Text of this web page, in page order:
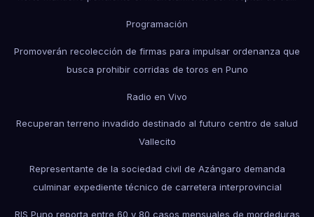
Programación
Promoverán recolección de firmas para impulsar ordenanza que
busca prohibir corridas de toros en Puno
Radio en Vivo
Recuperan terreno invadido destinado al futuro centro de salud
Vallecito
Representante de la sociedad civil de Azángaro demanda
culminar expediente técnico de carretera interprovincial
RIS Puno reporta entre 60 y 80 casos mensuales de mordeduras